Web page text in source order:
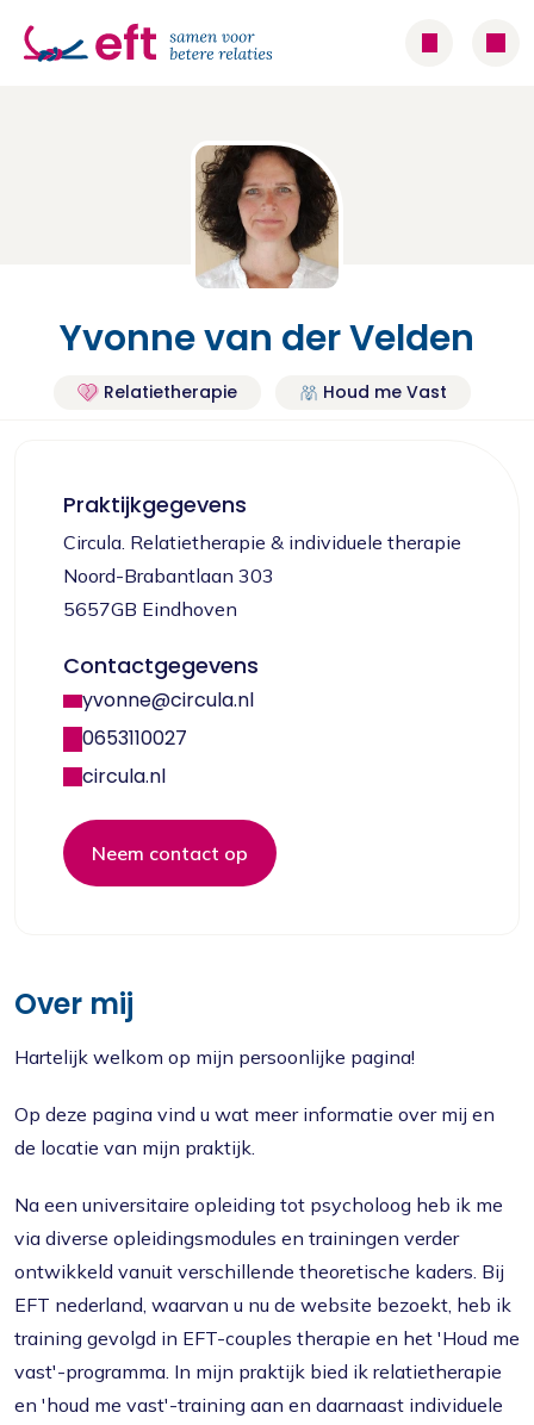
Yvonne van der Velden
Relatietherapie Houd me Vast
Over mij
Hartelijk welkom op mijn persoonlijke pagina!
Op deze pagina vind u wat meer informatie over mij en
de locatie van mijn praktijk.
Na een universitaire opleiding tot psycholoog heb ik me
via diverse opleidingsmodules en trainingen verder
ontwikkeld vanuit verschillende theoretische kaders. Bij
EFT nederland, waarvan u nu de website bezoekt, heb ik
training gevolgd in EFT-couples therapie en het 'Houd me
vast'-programma. In mijn praktijk bied ik relatietherapie
en 'houd me vast'-training aan en daarnaast individuele
Praktijkgegevens
Circula. Relatietherapie & individuele therapie
Noord-Brabantlaan 303
5657GB Eindhoven
Contactgegevens
yvonne@circula.nl
0653110027
circula.nl
Neem contact op